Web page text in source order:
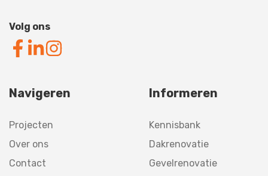
Volg ons
Navigeren
Projecten
Over ons
Contact
Informeren
Kennisbank
Dakrenovatie
Gevelrenovatie